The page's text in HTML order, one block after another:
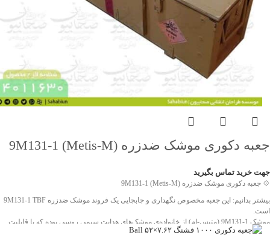
جعبه دکوری موشک ضدزره 9M131-1 (Metis-M)
جهت خرید تماس بگیرید
💠 جعبه دکوری موشک ضدزره 9M131-1 (Metis-M)
بیشتر بدانیم: این جعبه مخصوص نگهداری و جابجایی یک فروند موشک ضدزره 9M131-1 TBF
است.
موشک 9M131-1 (متیس-ام) از خانواده‌ی موشک‌های هدایت سیمی روسی بوده که با قابلیت
نفوذ بالا در زره‌های واکنشی و زره‌های سنگین، به‌عنوان یک سلاح تاکتیکی ضدتانک شناخته